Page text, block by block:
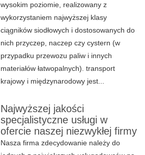
wysokim poziomie, realizowany z
wykorzystaniem najwyższej klasy
ciągników siodłowych i dostosowanych do
nich przyczep, naczep czy cystern (w
przypadku przewozu paliw i innych
materiałów łatwopalnych). transport
krajowy i międzynarodowy jest...
Najwyższej jakości
specjalistyczne usługi w
ofercie naszej niezwykłej firmy
Nasza firma zdecydowanie należy do